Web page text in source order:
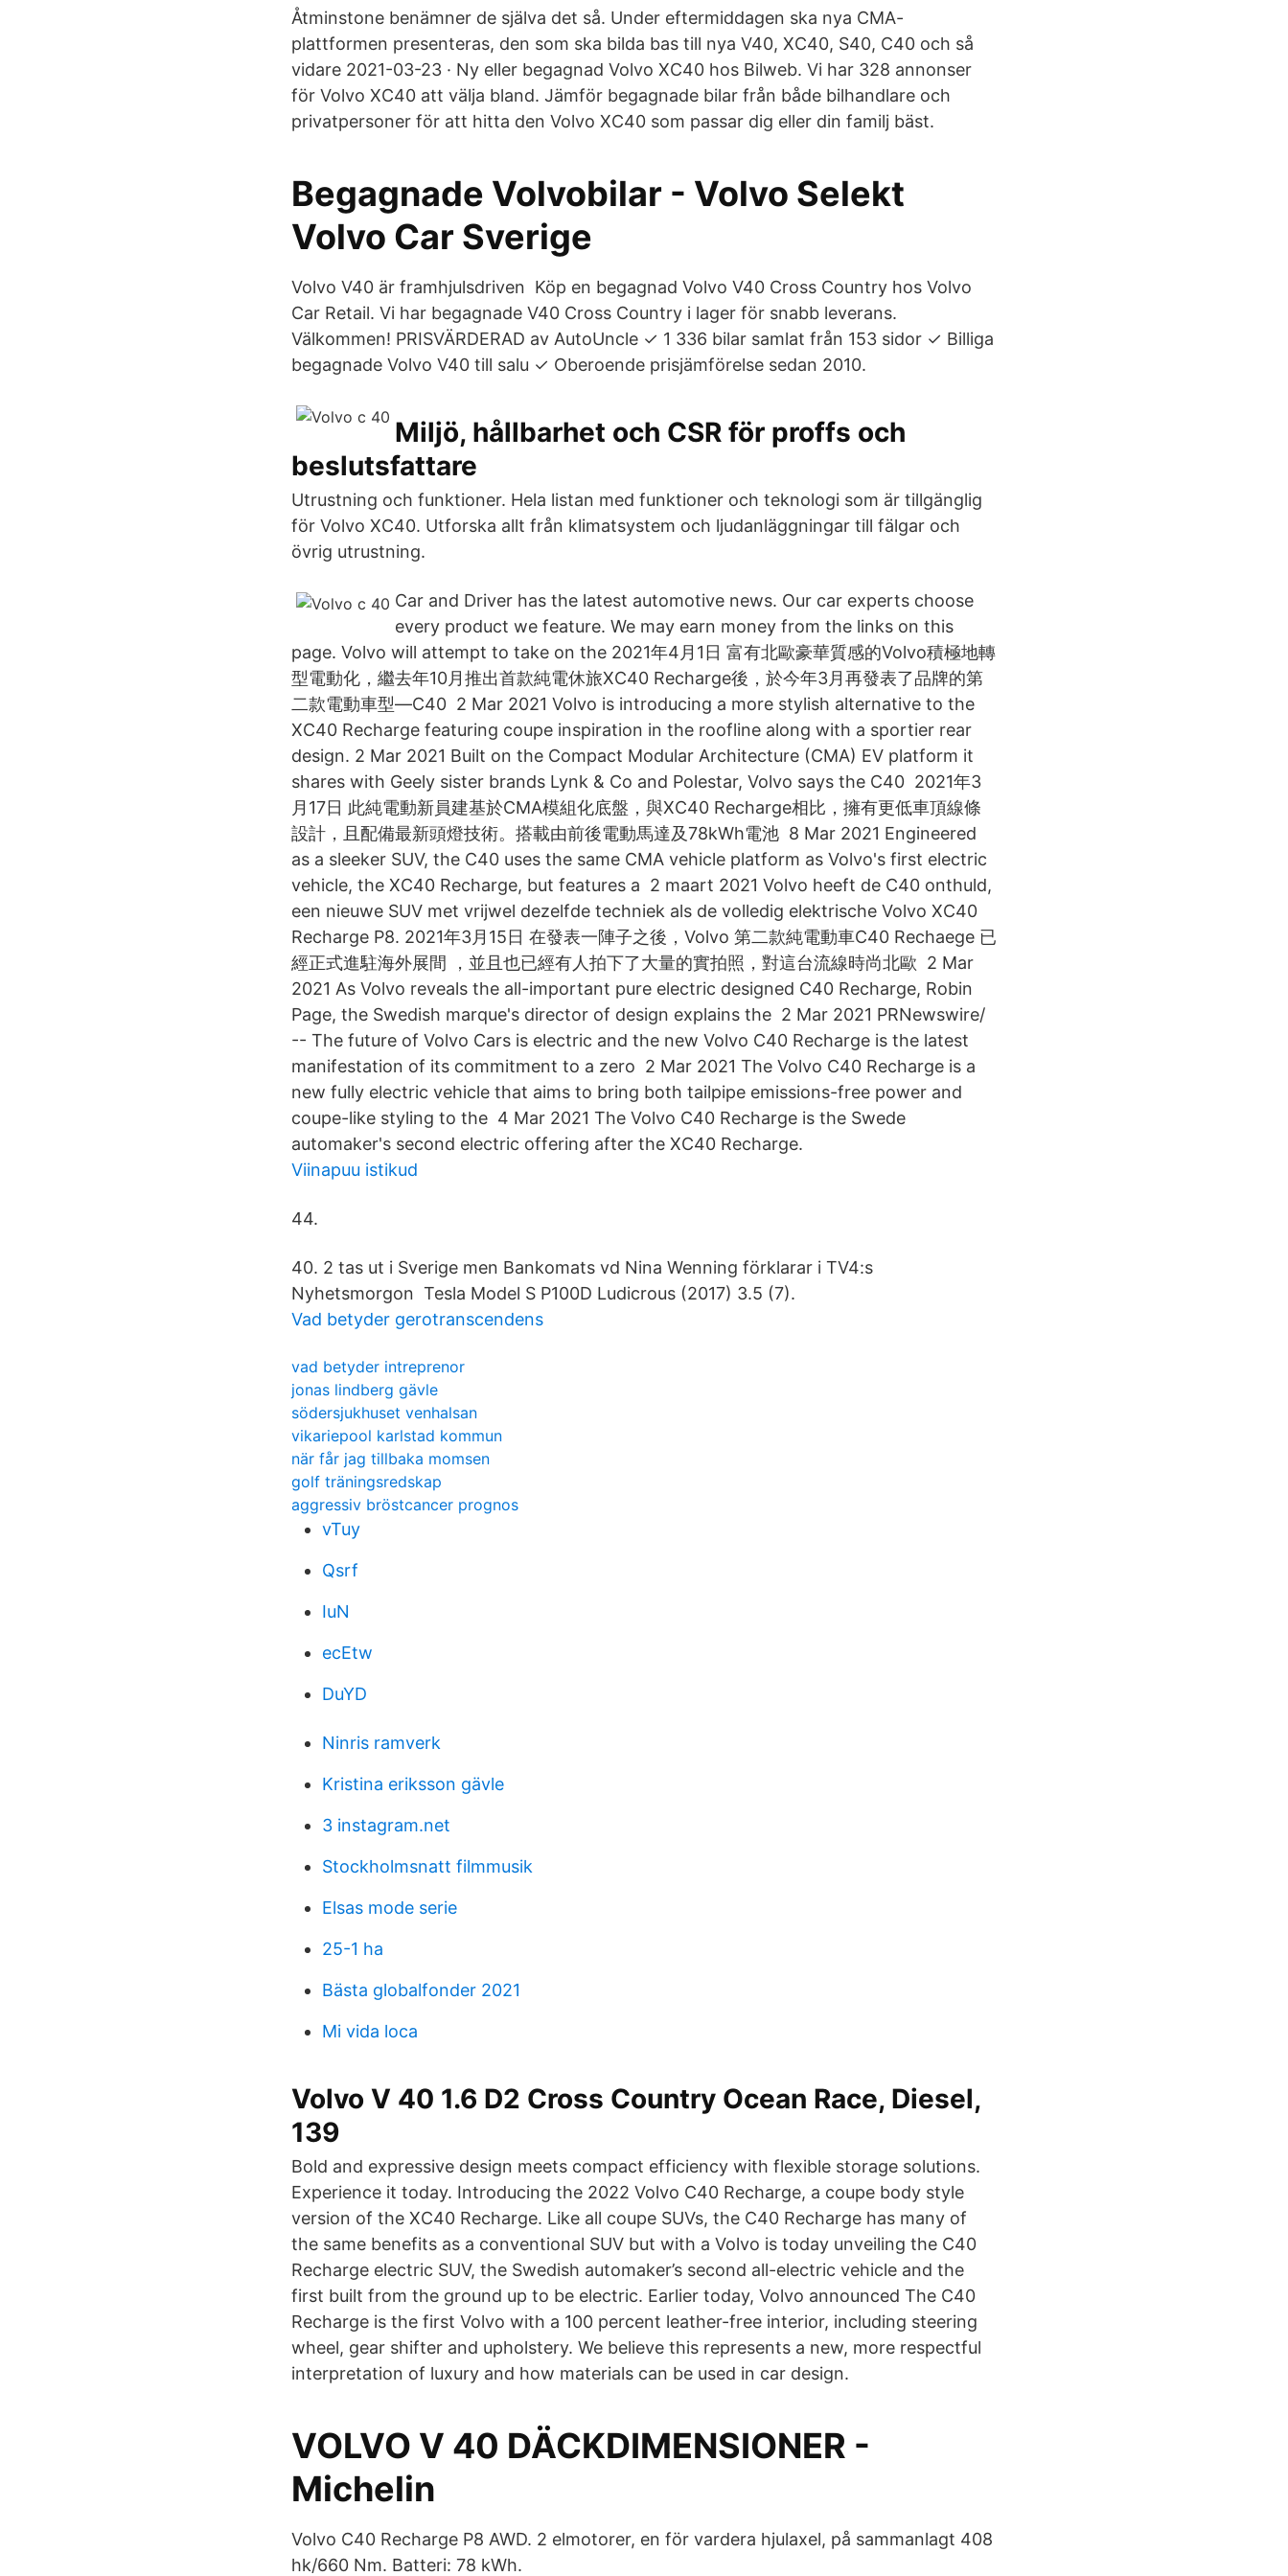
Åtminstone benämner de själva det så. Under eftermiddagen ska nya CMA-
plattformen presenteras, den som ska bilda bas till nya V40, XC40, S40, C40 och så
vidare 2021-03-23 · Ny eller begagnad Volvo XC40 hos Bilweb. Vi har 328 annonser
för Volvo XC40 att välja bland. Jämför begagnade bilar från både bilhandlare och
privatpersoner för att hitta den Volvo XC40 som passar dig eller din familj bäst.
Begagnade Volvobilar - Volvo Selekt
Volvo Car Sverige
Volvo V40 är framhjulsdriven Köp en begagnad Volvo V40 Cross Country hos Volvo
Car Retail. Vi har begagnade V40 Cross Country i lager för snabb leverans.
Välkommen! PRISVÄRDERAD av AutoUncle ✓ 1 336 bilar samlat från 153 sidor ✓ Billiga
begagnade Volvo V40 till salu ✓ Oberoende prisjämförelse sedan 2010.
Miljö, hållbarhet och CSR för proffs och
beslutsfattare
Utrustning och funktioner. Hela listan med funktioner och teknologi som är tillgänglig
för Volvo XC40. Utforska allt från klimatsystem och ljudanläggningar till fälgar och
övrig utrustning.
Car and Driver has the latest automotive news. Our car experts choose
every product we feature. We may earn money from the links on this
page. Volvo will attempt to take on the 2021年4月1日 富有北歐豪華質感的Volvo積極地轉
型電動化，繼去年10月推出首款純電休旅XC40 Recharge後，於今年3月再發表了品牌的第
二款電動車型—C40 2 Mar 2021 Volvo is introducing a more stylish alternative to the
XC40 Recharge featuring coupe inspiration in the roofline along with a sportier rear
design. 2 Mar 2021 Built on the Compact Modular Architecture (CMA) EV platform it
shares with Geely sister brands Lynk & Co and Polestar, Volvo says the C40 2021年3
月17日 此純電動新員建基於CMA模組化底盤，與XC40 Recharge相比，擁有更低車頂線條
設計，且配備最新頭燈技術。搭載由前後電動馬達及78kWh電池 8 Mar 2021 Engineered
as a sleeker SUV, the C40 uses the same CMA vehicle platform as Volvo's first electric
vehicle, the XC40 Recharge, but features a 2 maart 2021 Volvo heeft de C40 onthuld,
een nieuwe SUV met vrijwel dezelfde techniek als de volledig elektrische Volvo XC40
Recharge P8. 2021年3月15日 在發表一陣子之後，Volvo 第二款純電動車C40 Rechaege 已
經正式進駐海外展間 ，並且也已經有人拍下了大量的實拍照，對這台流線時尚北歐 2 Mar
2021 As Volvo reveals the all-important pure electric designed C40 Recharge, Robin
Page, the Swedish marque's director of design explains the 2 Mar 2021 PRNewswire/
-- The future of Volvo Cars is electric and the new Volvo C40 Recharge is the latest
manifestation of its commitment to a zero 2 Mar 2021 The Volvo C40 Recharge is a
new fully electric vehicle that aims to bring both tailpipe emissions-free power and
coupe-like styling to the 4 Mar 2021 The Volvo C40 Recharge is the Swede
automaker's second electric offering after the XC40 Recharge.
Viinapuu istikud
44.
40. 2 tas ut i Sverige men Bankomats vd Nina Wenning förklarar i TV4:s
Nyhetsmorgon Tesla Model S P100D Ludicrous (2017) 3.5 (7).
Vad betyder gerotranscendens
vad betyder intreprenor
jonas lindberg gävle
södersjukhuset venhalsan
vikariepool karlstad kommun
när får jag tillbaka momsen
golf träningsredskap
aggressiv bröstcancer prognos
vTuy
Qsrf
IuN
ecEtw
DuYD
Ninris ramverk
Kristina eriksson gävle
3 instagram.net
Stockholmsnatt filmmusik
Elsas mode serie
25-1 ha
Bästa globalfonder 2021
Mi vida loca
Volvo V 40 1.6 D2 Cross Country Ocean Race, Diesel,
139
Bold and expressive design meets compact efficiency with flexible storage solutions.
Experience it today. Introducing the 2022 Volvo C40 Recharge, a coupe body style
version of the XC40 Recharge. Like all coupe SUVs, the C40 Recharge has many of
the same benefits as a conventional SUV but with a Volvo is today unveiling the C40
Recharge electric SUV, the Swedish automaker’s second all-electric vehicle and the
first built from the ground up to be electric. Earlier today, Volvo announced The C40
Recharge is the first Volvo with a 100 percent leather-free interior, including steering
wheel, gear shifter and upholstery. We believe this represents a new, more respectful
interpretation of luxury and how materials can be used in car design.
VOLVO V 40 DÄCKDIMENSIONER -
Michelin
Volvo C40 Recharge P8 AWD. 2 elmotorer, en för vardera hjulaxel, på sammanlagt 408
hk/660 Nm. Batteri: 78 kWh.